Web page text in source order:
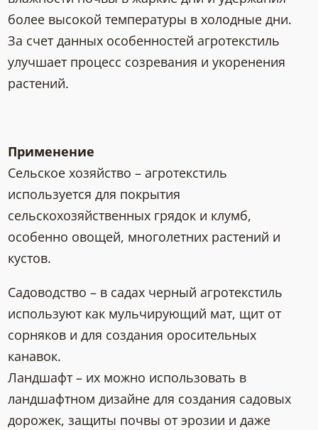
более высокой температуры в холодные дни.
За счет данных особенностей агротекстиль
улучшает процесс созревания и укоренения
растений.
Применение
Сельское хозяйство – агротекстиль
используется для покрытия
сельскохозяйственных грядок и клумб,
особенно овощей, многолетних растений и
кустов.
Садоводство – в садах черный агротекстиль
используют как мульчирующий мат, щит от
сорняков и для создания оросительных
канавок.
Ландшафт – их можно использовать в
ландшафтном дизайне для создания садовых
дорожек, защиты почвы от эрозии и даже